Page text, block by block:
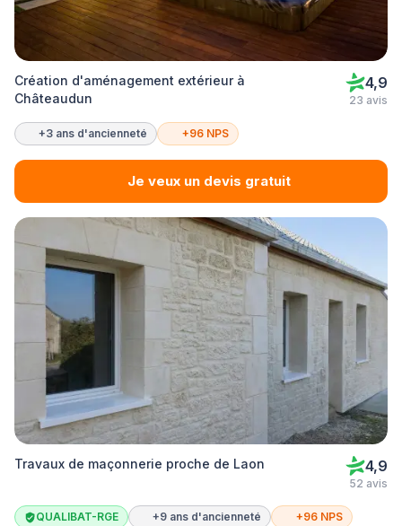
Création d'aménagement extérieur à
Châteaudun
4,9
23 avis
+3 ans d'ancienneté +96 NPS
Je veux un devis gratuit
Travaux de maçonnerie proche de Laon 4,9
52 avis
QUALIBAT-RGE +9 ans d'ancienneté +96 NPS